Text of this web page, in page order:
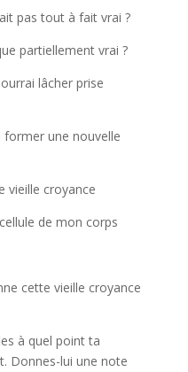
pas tout à fait vrai ?
partiellement vrai ?
lâcher prise
former une nouvelle
vieille croyance
de mon corps
cette vieille croyance
à quel point ta
Donnes-lui une note